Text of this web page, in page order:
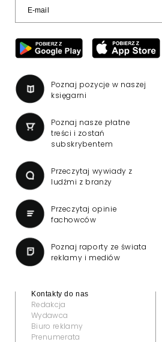
Poznaj pozycje w naszej
księgarni
Poznaj nasze płatne
treści i zostań
subskrybentem
Przeczytaj wywiady z
ludźmi z branży
Przeczytaj opinie
fachowców
Poznaj raporty ze świata
reklamy i mediów
Kontakty do nas
Redakcja
Wydawca
Biuro reklamy
Prenumerata